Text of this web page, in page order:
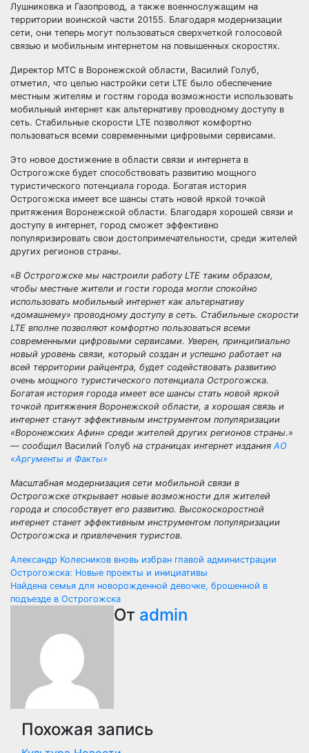
Лушниковка и Газопровод, а также военнослужащим на
территории воинской части 20155. Благодаря модернизации
сети, они теперь могут пользоваться сверхчеткой голосовой
связью и мобильным интернетом на повышенных скоростях.
Директор МТС в Воронежской области, Василий Голуб,
отметил, что целью настройки сети LTE было обеспечение
местным жителям и гостям города возможности использовать
мобильный интернет как альтернативу проводному доступу в
сеть. Стабильные скорости LTE позволяют комфортно
пользоваться всеми современными цифровыми сервисами.
Это новое достижение в области связи и интернета в
Острогожске будет способствовать развитию мощного
туристического потенциала города. Богатая история
Острогожска имеет все шансы стать новой яркой точкой
притяжения Воронежской области. Благодаря хорошей связи и
доступу в интернет, город сможет эффективно
популяризировать свои достопримечательности, среди жителей
других регионов страны.
«В Острогожске мы настроили работу LTE таким образом,
чтобы местные жители и гости города могли спокойно
использовать мобильный интернет как альтернативу
«домашнему» проводному доступу в сеть. Стабильные скорости
LTE вполне позволяют комфортно пользоваться всеми
современными цифровыми сервисами. Уверен, принципиально
новый уровень связи, который создан и успешно работает на
всей территории райцентра, будет содействовать развитию
очень мощного туристического потенциала Острогожска.
Богатая история города имеет все шансы стать новой яркой
точкой притяжения Воронежской области, а хорошая связь и
интернет станут эффективным инструментом популяризации
«Воронежских Афин» среди жителей других регионов страны.»
— сообщил Василий Голуб на страницах интернет издания АО
«Аргументы и Факты»
Масштабная модернизация сети мобильной связи в
Острогожске открывает новые возможности для жителей
города и способствует его развитию. Высокоскоростной
интернет станет эффективным инструментом популяризации
Острогожска и привлечения туристов.
Навигация
по
Александр Колесников вновь избран главой администрации
Острогожска: Новые проекты и инициативы
Найдена семья для новорожденной девочке, брошенной в
подъезде в Острогожска
От admin
Похожая запись